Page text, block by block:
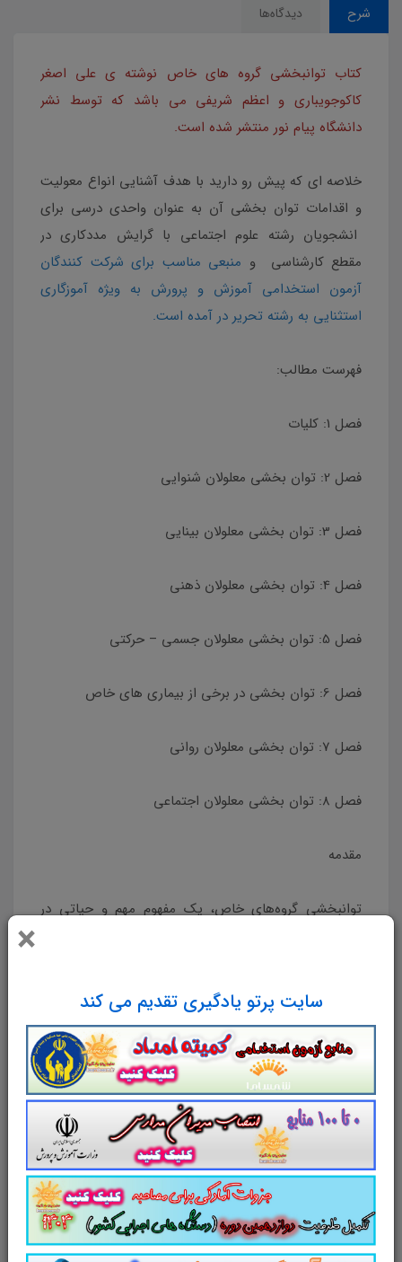
×
سایت پرتو یادگیری تقدیم می کند
شرح دیدگاه‌ها
کتاب توانبخشی گروه های خاص نوشته ی علی اصغر
کاکوجویباری و اعظم شریفی می باشد که توسط نشر
دانشگاه پیام نور منتشر شده است.
خلاصه ای که پیش رو دارید با هدف آشنایی انواع معولیت
و اقدامات توان بخشی آن به عنوان واحدی درسی برای
انشجویان رشته علوم اجتماعی با گرایش مددکاری در
مقطع کارشناسی و منبعی مناسب برای شرکت کنندگان
آزمون استخدامی آموزش و پرورش به ویژه آموزگاری
استثنایی به رشته تحریر در آمده است.
فهرست مطالب:
فصل 1: کلیات
فصل 2: توان بخشی معلولان شنوایی
فصل 3: توان بخشی معلولان بینایی
فصل 4: توان بخشی معلولان ذهنی
فصل 5: توان بخشی معلولان جسمی – حرکتی
فصل 6: توان بخشی در برخی از بیماری های خاص
فصل 7: توان بخشی معلولان روانی
فصل 8: توان بخشی معلولان اجتماعی
مقدمه
توانبخشی گروه‌های خاص، یک مفهوم مهم و حیاتی در
اجتماعی یا فرهنگی مواجه هستند. این مفهوم در حالی که
بهبود کیفیت زندگی افراد معلول یا دارای نیازهای خاص را
هدف قرار می‌دهد، همچنین به ایجاد اجتماعی بیشتری از
دید انسانی و اجتماعی در جامعه کمک می‌کند. در این
مقاله، به بررسی مفهوم توانبخشی گروه‌های خاص، رویکردها
و راهکارهای آن می‌پردازیم.
تعریف توانبخشی گروه‌های خاص
توانبخشی گروه‌های خاص به عنوان یک فرآیند یا رویکرد